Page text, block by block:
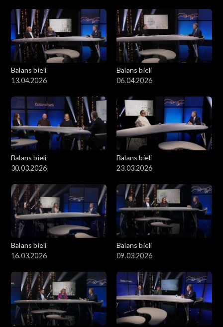
Balans bieli
13.04.2026
Balans bieli
06.04.2026
Balans bieli
30.03.2026
Balans bieli
23.03.2026
Balans bieli
16.03.2026
Balans bieli
09.03.2026